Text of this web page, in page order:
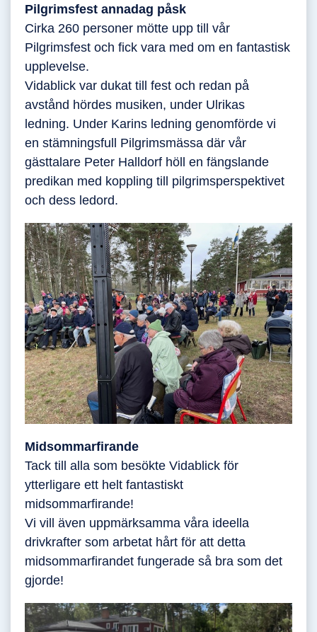
Pilgrimsfest annadag påsk
Cirka 260 personer mötte upp till vår
Pilgrimsfest och fick vara med om en fantastisk
upplevelse.
Vidablick var dukat till fest och redan på
avstånd hördes musiken, under Ulrikas
ledning. Under Karins ledning genomförde vi
en stämningsfull Pilgrimsmässa där vår
gästtalare Peter Halldorf höll en fängslande
predikan med koppling till pilgrimsperspektivet
och dess ledord.
Midsommarfirande
Tack till alla som besökte Vidablick för
ytterligare ett helt fantastiskt
midsommarfirande!
Vi vill även uppmärksamma våra ideella
drivkrafter som arbetat hårt för att detta
midsommarfirandet fungerade så bra som det
gjorde!